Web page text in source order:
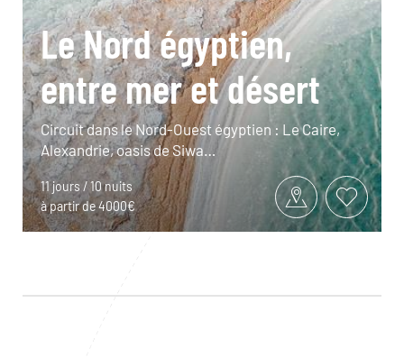
Le Nord égyptien,
entre mer et désert
Circuit dans le Nord-Ouest égyptien : Le Caire,
Alexandrie, oasis de Siwa…
11 jours / 10 nuits
à partir de 4000€